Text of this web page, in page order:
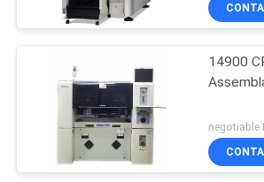
14900
negotiable